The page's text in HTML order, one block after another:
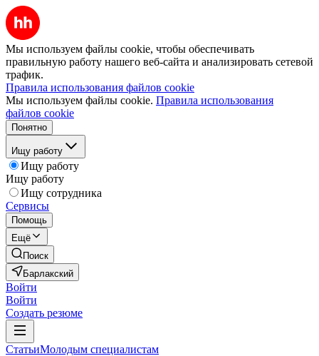
Мы используем файлы cookie, чтобы обеспечивать
правильную работу нашего веб-сайта и анализировать сетевой
трафик.
Правила использования файлов cookie
Мы используем файлы cookie. Правила использования
файлов cookie
Понятно
Ищу работу
Ищу работу
Ищу работу
Ищу сотрудника
Сервисы
Помощь
Ещё
Поиск
Барлакский
Войти
Войти
Создать резюме
СтатьиМолодым специалистам